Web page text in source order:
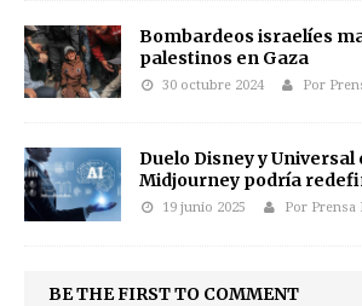
Bombardeos israelíes
palestinos en Gaza
30 octubre 2024 Por
Duelo Disney y
Midjourney podría
19 junio 2025 Por Prensa
BE THE FIRST TO COMMENT